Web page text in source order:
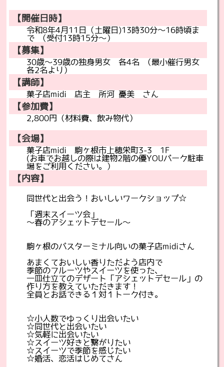
【開催日時】
令和8年4月11日（土曜日)13時30分～16時頃ま
で （受付13時15分～）
【募集】
30歳～39歳の独身男女 各4名 （最小催行男女
各2名より）
【講師】
菓子店midi 店主 所河 憂美 さん
【参加費】
2,800円（材料費、飲み物代）
【会場】
菓子店midi 駒ヶ根市上穂栄町3-3 1F
(お車でお越しの際は建物2階の優YOUパーク駐車
場をご利用ください。）
【内容】
同世代と出会う！おいしいワークショップ☆
「週末スイーツ会」
～春のアシェットデセール～
駒ヶ根のバスターミナル向いの菓子店midiさん
あまくておいしい香りただよう店内で
季節のフルーツやスイーツを使った、
一皿仕立てのデザート「アシェットデセール」の
作り方を教えていただきます！
全員とお話できる１対１トーク付き。
☆小人数でゆっくり出会いたい
☆同世代と出会いたい
☆気軽に出会いたい
☆スイーツ好きと繋がりたい
☆スイーツで季節を感じたい
☆婚活、恋活はじめてさん